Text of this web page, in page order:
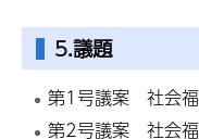
5.議題
第1号議案 社会福
第2号議案 社会福